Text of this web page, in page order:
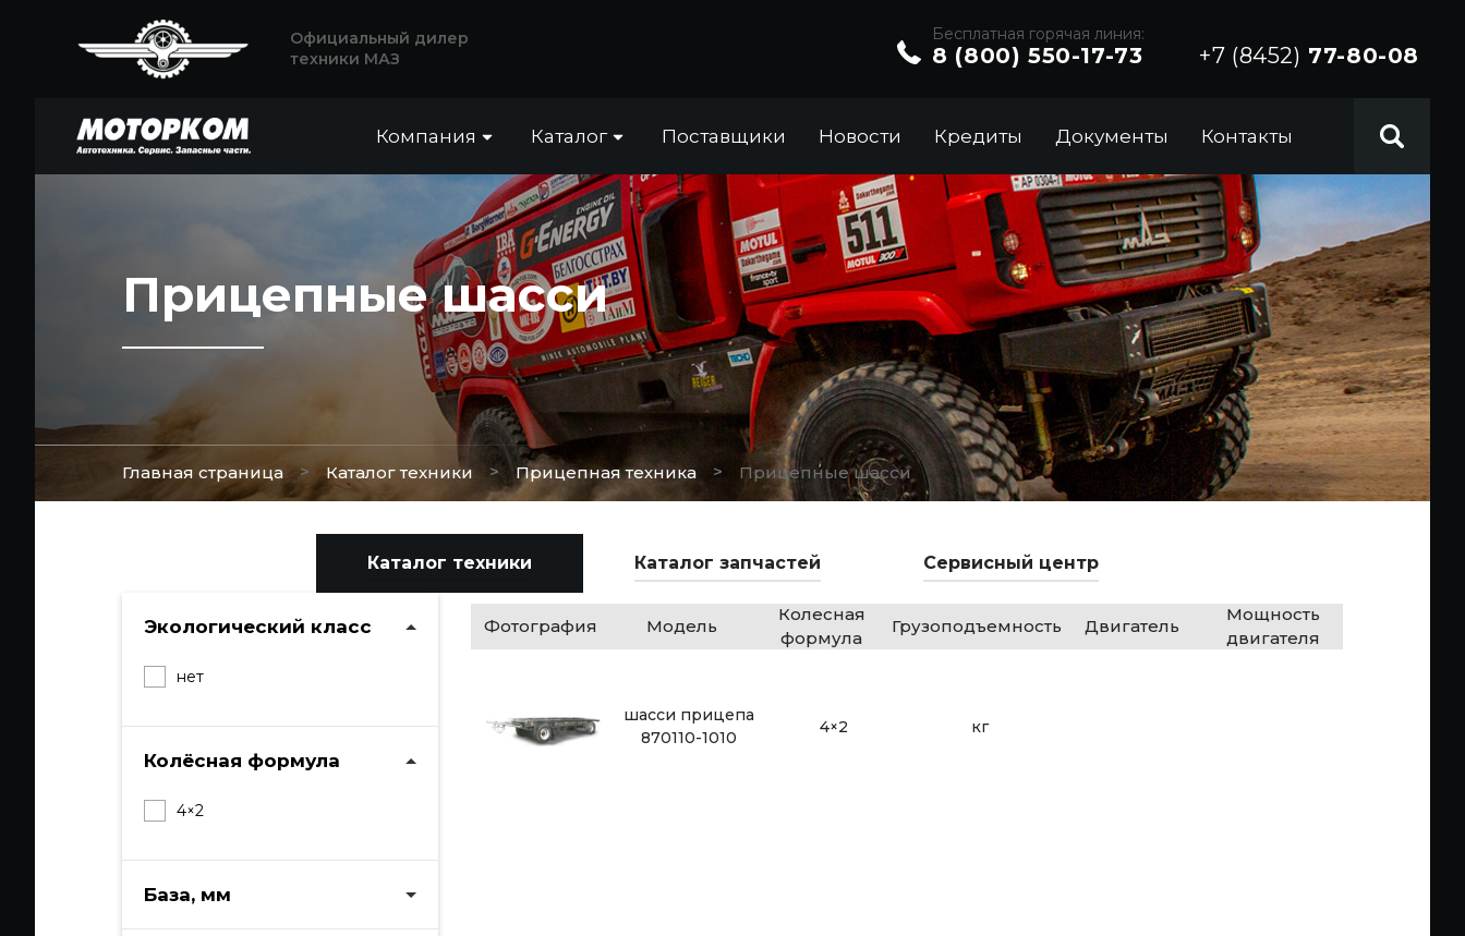
Официальный дилер
техники МАЗ
Бесплатная горячая линия:
8 (800) 550-17-73 +7 (8452) 77-80-08
Компания Каталог Поставщики Новости Кредиты Документы Контакты
Прицепные шасси
Главная страница > Каталог техники > Прицепная техника > Прицепные шасси
Каталог техники Каталог запчастей Сервисный центр
Экологический класс
нет
Колёсная формула
4×2
База, мм
Фотография Модель
Колесная
формула
Грузоподъемность Двигатель
Мощность
двигателя
шасси прицепа
870110-1010
4×2 кг